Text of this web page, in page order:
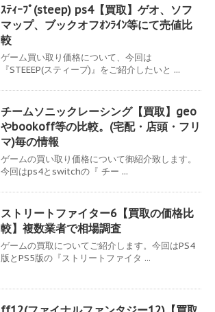
ｽﾃｨｰﾌﾟ(steep) ps4【買取】ゲオ、ソフ
マップ、ブックオフｵﾝﾗｲﾝ等にて売値比
較
ゲーム買い取り価格について、今回は
『STEEEP(スティープ)』をご紹介したいと ...
チームソニックレーシング【買取】geo
やbookoff等の比較。(宅配・店頭・フリ
マ)毎の情報
ゲームの買い取り価格について御紹介致します。
今回はps4とswitchの『 チー ...
ストリートファイター6【買取の価格比
較】複数業者で相場調査
ゲームの買取についてご紹介します。今回はPS4
版とPS5版の『ストリートファイタ ...